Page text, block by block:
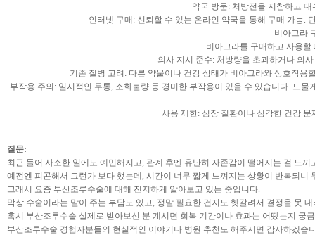
약국 방문: 처방전을 지참하고
인터넷 구매: 신뢰할 수 있는 온라인 약국을 통해 구매 가능.
비아그라
비아그라를 구매하고 사용
의사 지시 준수: 처방량을 초과하거나 의
기존 질병 고려: 다른 약물이나 건강 상태가 비아그라와 상호작
부작용 주의: 일시적인 두통, 소화불량 등 경미한 부작용이 있을 수 있습니다. 드
사용 제한: 심장 질환이나 심각한 건강
질문:
최근 들어 사소한 일에도 예민해지고, 관계 후엔 유난히 자존감이 떨어지는 걸 느끼
예전엔 피곤해서 그런가 보다 했는데, 시간이 너무 짧게 느껴지는 상황이 반복되니
그래서 요즘 부산조루수술에 대해 진지하게 알아보고 있는 중입니다.
막상 수술이라는 말이 주는 부담도 있고, 정말 필요한 건지도 헷갈려서 결정을 못
혹시 부산조루수술 실제로 받아보신 분 계시면 회복 기간이나 효과는 어땠는지 궁
부산조루수술 경험자분들의 현실적인 이야기나 병원 추천도 해주시면 감사하겠습